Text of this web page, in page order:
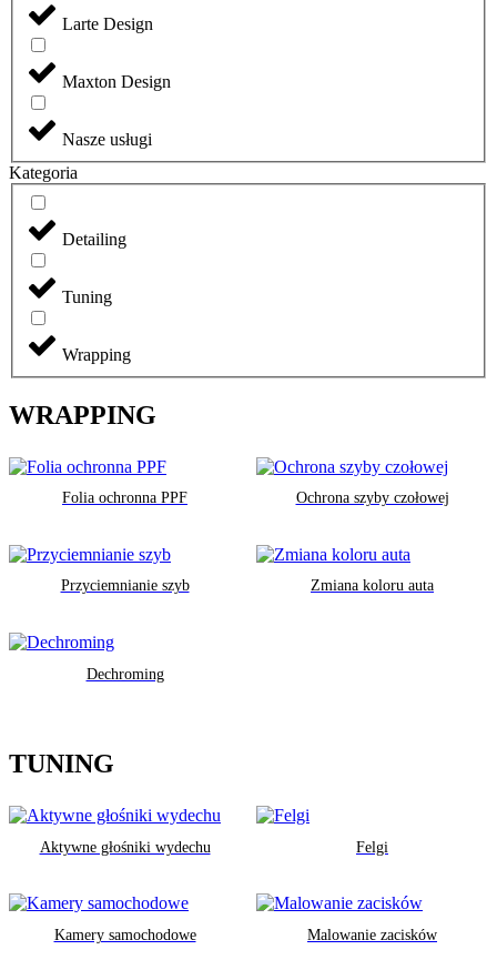
Larte Design
Maxton Design
Nasze usługi
Kategoria
Detailing
Tuning
Wrapping
WRAPPING
Folia ochronna PPF Ochrona szyby czołowej
Przyciemnianie szyb Zmiana koloru auta
Dechroming
TUNING
Aktywne głośniki wydechu Felgi
Kamery samochodowe Malowanie zacisków